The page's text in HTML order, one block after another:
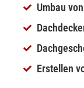
Umbau
Erstellen